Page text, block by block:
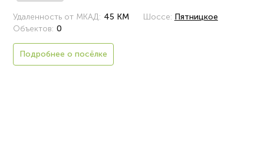
Удаленность от МКАД: 45 КМ Шоссе: Пятницкое
Объектов: 0
Подробнее о посёлке